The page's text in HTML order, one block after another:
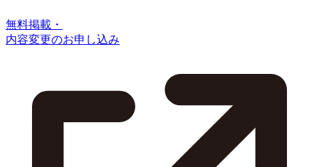
無料掲載・
内容変更のお申し込み